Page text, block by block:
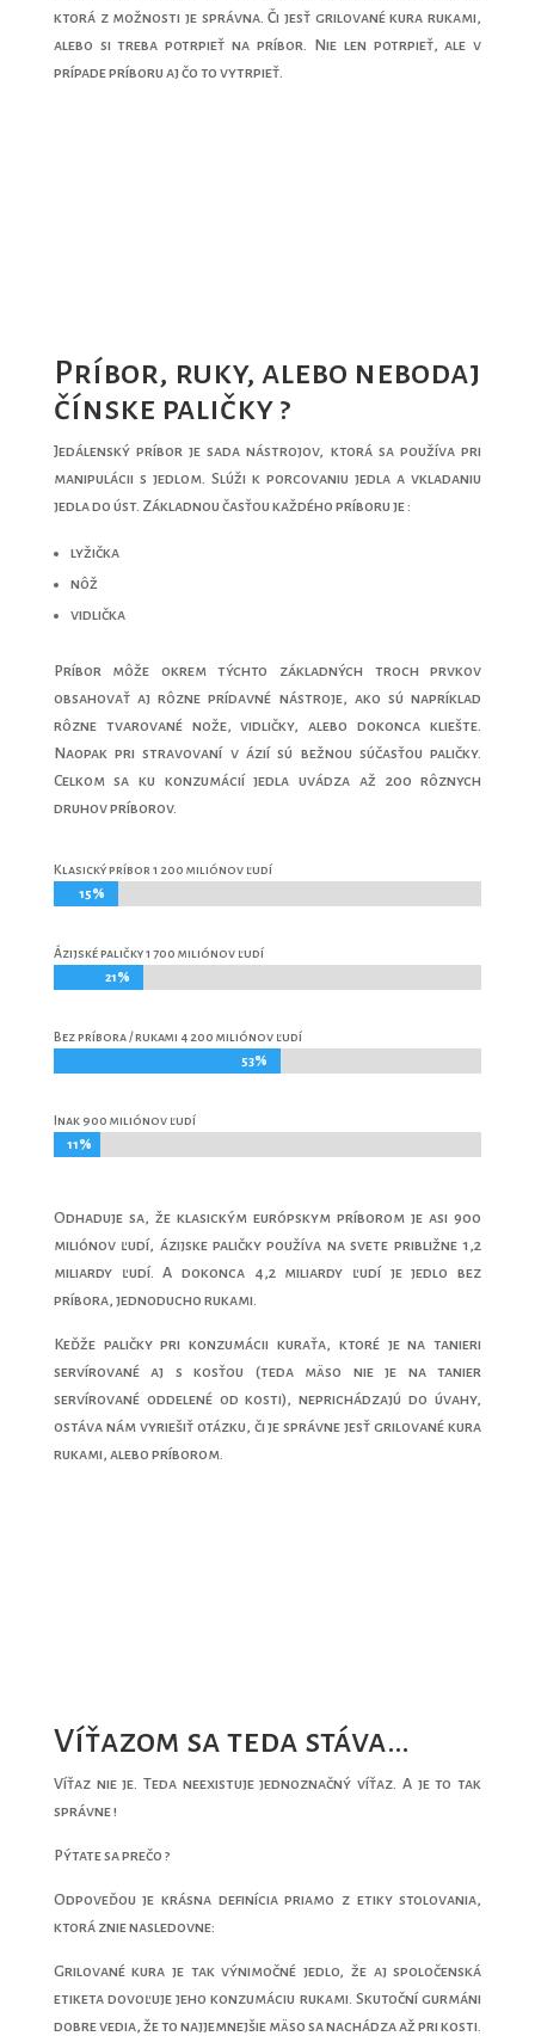
ktorá z možnosti je správna. Či jesť grilované kura rukami,
alebo si treba potrpieť na príbor. Nie len potrpieť, ale v
prípade príboru aj čo to vytrpieť.
Príbor, ruky, alebo nebodaj
čínske paličky ?
Jedálenský príbor je sada nástrojov, ktorá sa používa pri
manipulácii s jedlom. Slúži k porcovaniu jedla a vkladaniu
jedla do úst. Základnou časťou každého príboru je :
lyžička
nôž
vidlička
Príbor môže okrem týchto základných troch prvkov
obsahovať aj rôzne prídavné nástroje, ako sú napríklad
rôzne tvarované nože, vidličky, alebo dokonca kliešte.
Naopak pri stravovaní v ázií sú bežnou súčasťou paličky.
Celkom sa ku konzumácií jedla uvádza až 200 rôznych
druhov príborov.
Klasický príbor 1 200 miliónov ľudí
15%
15%
Ázijské paličky 1 700 miliónov ľudí
21%
21%
Bez príbora / rukami 4 200 miliónov ľudí
53%
53%
Inak 900 miliónov ľudí
11%
11%
Odhaduje sa, že klasickým európskym príborom je asi 900
miliónov ľudí, ázijske paličky používa na svete približne 1,2
miliardy ľudí. A dokonca 4,2 miliardy ľudí je jedlo bez
príbora, jednoducho rukami.
Keďže paličky pri konzumácii kuraťa, ktoré je na tanieri
servírované aj s kosťou (teda mäso nie je na tanier
servírované oddelené od kosti), neprichádzajú do úvahy,
ostáva nám vyriešiť otázku, či je správne jesť grilované kura
rukami, alebo príborom.
Víťazom sa teda stáva…
Víťaz nie je. Teda neexistuje jednoznačný víťaz. A je to tak
správne !
Pýtate sa prečo ?
Odpoveďou je krásna definícia priamo z etiky stolovania,
ktorá znie nasledovne:
Grilované kura je tak výnimočné jedlo, že aj spoločenská
etiketa dovoľuje jeho konzumáciu rukami. Skutoční gurmáni
dobre vedia, že to najjemnejšie mäso sa nachádza až pri kosti.